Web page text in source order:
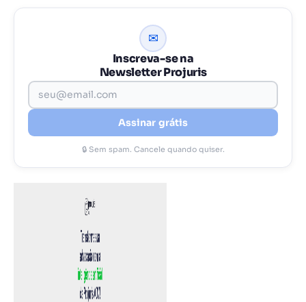
✉
Inscreva-se na
Newsletter Projuris
Assinar grátis
🔒 Sem spam. Cancele quando quiser.